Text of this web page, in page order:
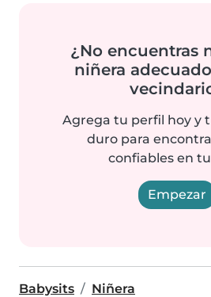
¿No encuentras
niñera
Agrega tu perfil hoy y
duro para
confiables en
Empezar
Babysits
Niñera